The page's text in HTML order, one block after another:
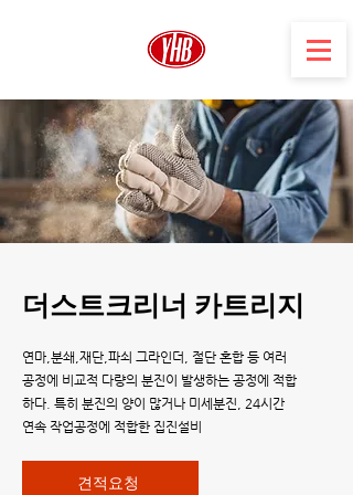
더스트크리너 카트리지
연마,분쇄,재단,파쇠 그라인더, 절단 혼합 등 여러
공정에 비교적 다량의 분진이 발생하는 공정에 적합
하다. 특히 분진의 양이 많거나 미세분진, 24시간
연속 작업공정에 적합한 집진설비
견적요청